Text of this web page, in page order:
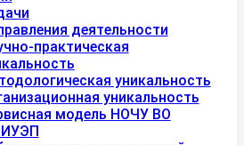
деятельности
практическая
уникальность
уникальность
модель НОЧУ ВО